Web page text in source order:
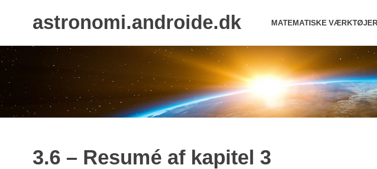
Skip
to
content
astronomi.androide.dk MATEMATISKE VÆRKTØJER
3.6 – Resumé af kapitel 3